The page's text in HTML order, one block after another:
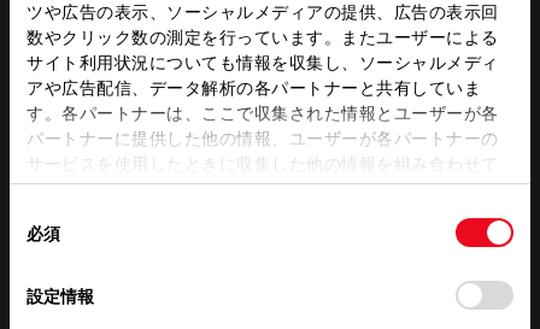
ツや広告の表示、ソーシャルメディアの提供、広告の表示回
数やクリック数の測定を行っています。またユーザーによる
サイト利用状況についても情報を収集し、ソーシャルメディ
アや広告配信、データ解析の各パートナーと共有していま
す。各パートナーは、ここで収集された情報とユーザーが各
パートナーに提供した他の情報、ユーザーが各パートナーの
サービスを使用したときに収集した他の情報を組み合わせて
使用することがあります。当ウェブサイトの使用を続行する
デバイスにすべてのCookie(クッキー)が保存されることに同
意したことになります。Cookie(クッキー)のオプトアウト、
必須
設定情報
バリアフリー/多目的トイレ WiFi
この販売店のウェブサイトはこちら
営業日カレンダー